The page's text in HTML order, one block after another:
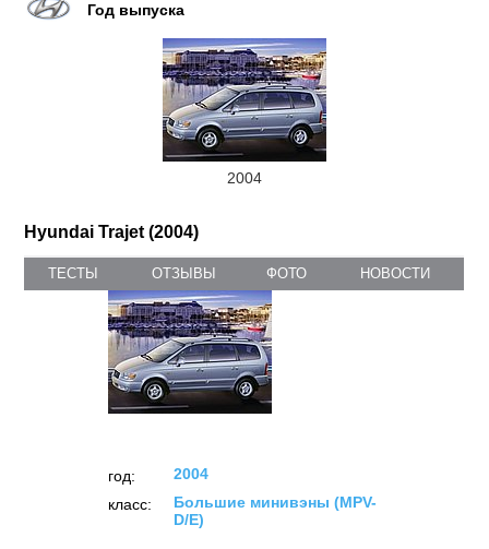
Год выпуска
2004
Hyundai Trajet (2004)
ТЕСТЫ ОТЗЫВЫ ФОТО НОВОСТИ
год:
2004
класс:
Большие минивэны (MPV-
D/E)